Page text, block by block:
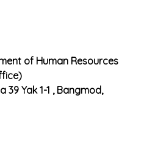
of Human Resources
39 Yak 1-1 , Bangmod,
021